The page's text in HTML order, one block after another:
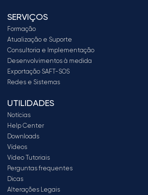
SERVIÇOS
Formação
Atualização e Suporte
Consultoria e Implementação
Desenvolvimentos à medida
Exportação SAFT-SOS
Redes e Sistemas
UTILIDADES
Notícias
Help Center
Downloads
Vídeos
Vídeo Tutoriais
Perguntas frequentes
Dicas
Alterações Legais